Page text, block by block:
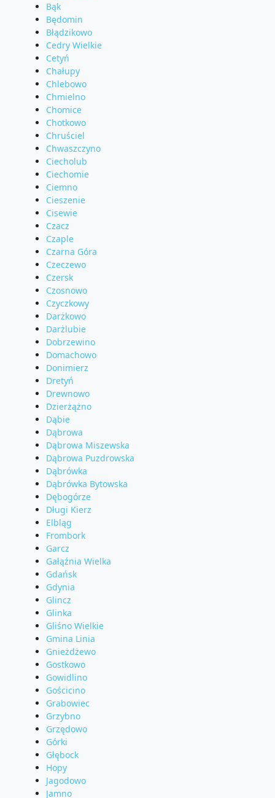
Bąk
Będomin
Błądzikowo
Cedry Wielkie
Cetyń
Chałupy
Chlebowo
Chmielno
Chomice
Chotkowo
Chruściel
Chwaszczyno
Ciecholub
Ciechomie
Ciemno
Cieszenie
Cisewie
Czacz
Czaple
Czarna Góra
Czeczewo
Czersk
Czosnowo
Czyczkowy
Darżkowo
Darżlubie
Dobrzewino
Domachowo
Donimierz
Dretyń
Drewnowo
Dzierżążno
Dąbie
Dąbrowa
Dąbrowa Miszewska
Dąbrowa Puzdrowska
Dąbrówka
Dąbrówka Bytowska
Dębogórze
Długi Kierz
Elbląg
Frombork
Garcz
Gałąźnia Wielka
Gdańsk
Gdynia
Glincz
Glinka
Gliśno Wielkie
Gmina Linia
Gnieżdżewo
Gostkowo
Gowidlino
Gościcino
Grabowiec
Grzybno
Grzędowo
Górki
Głębock
Hopy
Jagodowo
Jamno